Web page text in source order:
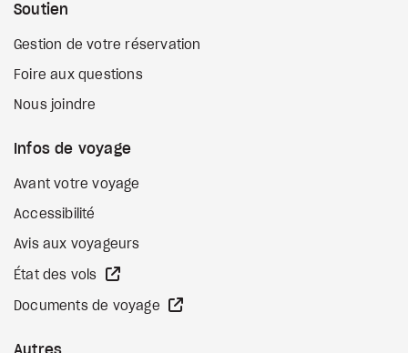
Soutien
Gestion de votre réservation
Foire aux questions
Nous joindre
Infos de voyage
Avant votre voyage
Accessibilité
Avis aux voyageurs
État des vols
Documents de voyage